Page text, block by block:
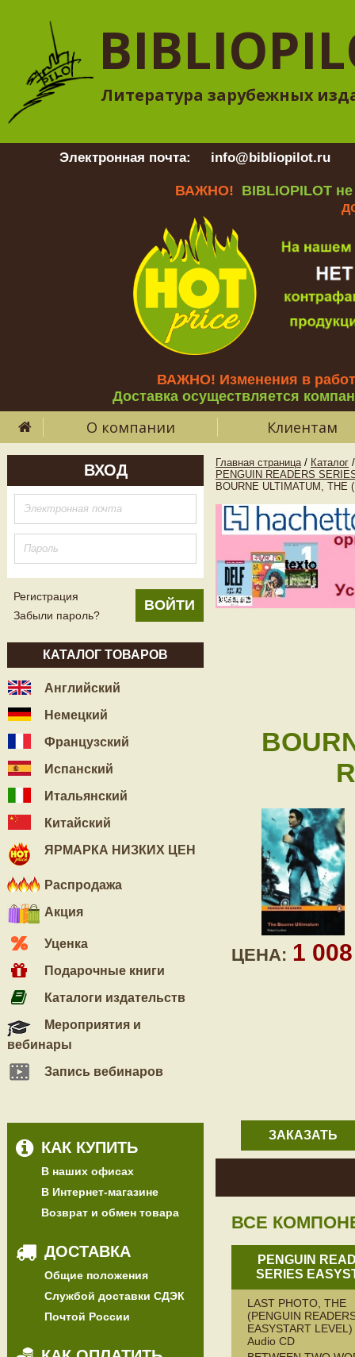
Литература зарубежных
Электронная почта: info@bibliopilot.ru
ВАЖНО! BIBLIOPILOT
ВАЖНО! Изменения в
Доставка осуществляется
О компании Клиентам
ВХОД
Регистрация
Забыли пароль?
КАТАЛОГ ТОВАРОВ
Английский
Немецкий
Французский
Испанский
Итальянский
Китайский
ЯРМАРКА НИЗКИХ ЦЕН
Распродажа
Акция
Уценка
Подарочные книги
Каталоги издательств
Мероприятия и
вебинары
Запись вебинаров
КАК КУПИТЬ
В наших офисах
В Интернет-магазине
Возврат и обмен товара
ДОСТАВКА
Общие положения
Службой доставки СДЭК
Почтой России
Главная страница / Каталог /
PENGUIN READERS
BOURNE ULTIMATUM,
ЦЕНА: 1
ЗАКАЗАТЬ
ВСЕ
PENGUIN
SERIES
LAST PHOTO, THE
(PENGUIN
EASYSTART
Audio CD